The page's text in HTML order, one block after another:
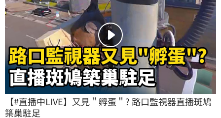
【#直播中LIVE】又見＂孵蛋＂? 路口監視器直播斑鳩
築巢駐足